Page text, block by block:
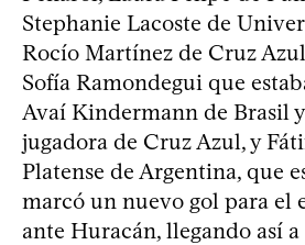
Stephanie Lacoste de
Rocío Martínez de Cruz
Sofía Ramondegui que
Avaí Kindermann de Brasil
jugadora de Cruz Azul, y
Platense de Argentina, que
marcó un nuevo gol para el
ante Huracán, llegando así